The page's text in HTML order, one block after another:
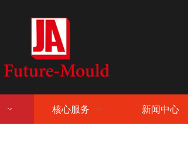
核心服务 新闻中心